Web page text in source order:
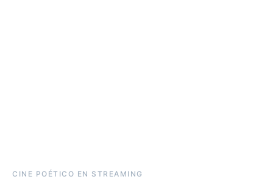
CINE POÉTICO EN STREAMING